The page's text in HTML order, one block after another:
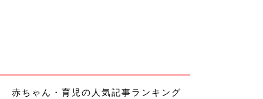
赤ちゃん・育児の人気記事ランキング